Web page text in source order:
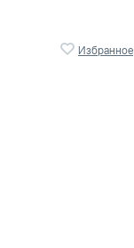
Избранное